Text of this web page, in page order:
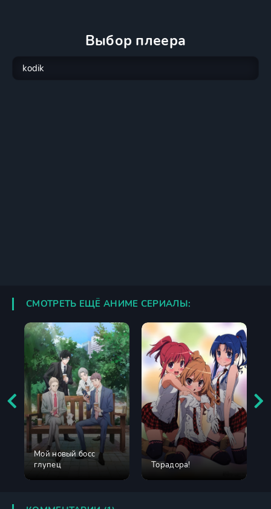
Выбор плеера
СМОТРЕТЬ ЕЩЁ АНИМЕ СЕРИАЛЫ:
Мой новый босс
глупец
Торадора!